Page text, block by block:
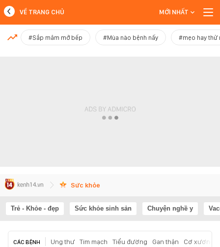
MỚI NHẤT
VỀ TRANG CHỦ MỚI NHẤT
#Sắp mâm mở bếp #Mùa nào bệnh nấy #mẹo hay thử
Sức khỏe
Trẻ - Khỏe - đẹp Sức khỏe sinh sản Chuyện nghề y
CÁC BỆNH Ung thư Tim mạch Tiểu đường Gan thận Cơ xương